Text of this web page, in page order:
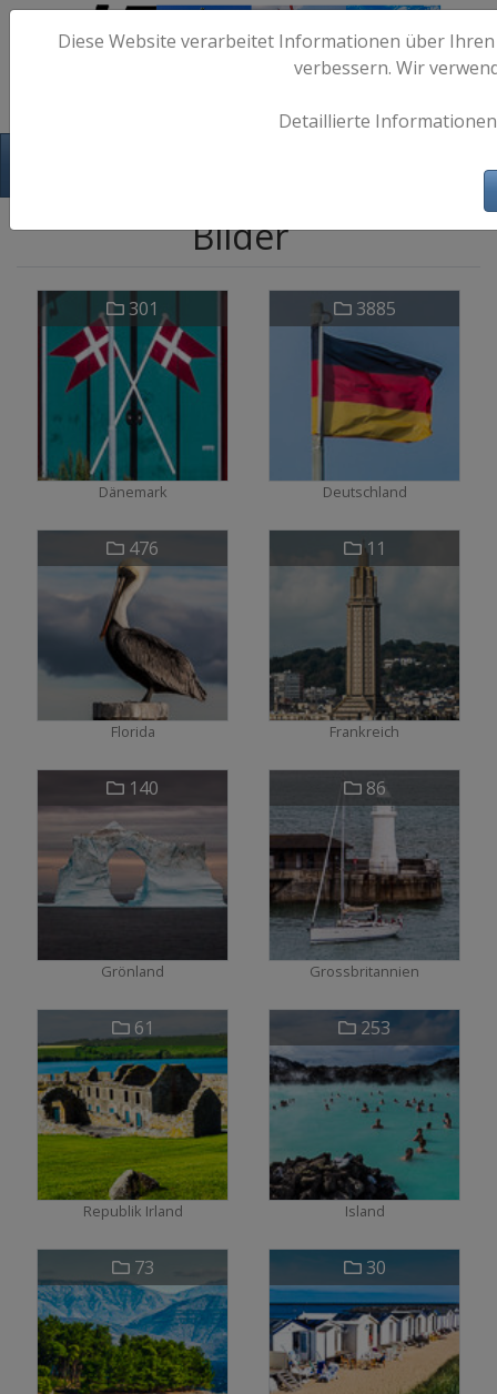
Bilder
301
Dänemark
3885
Deutschland
476
Florida
11
Frankreich
140
Grönland
86
Grossbritannien
61
Republik Irland
253
Island
73 30
Diese Website verarbeitet Informationen über
verbessern. Wir
Detaillierte